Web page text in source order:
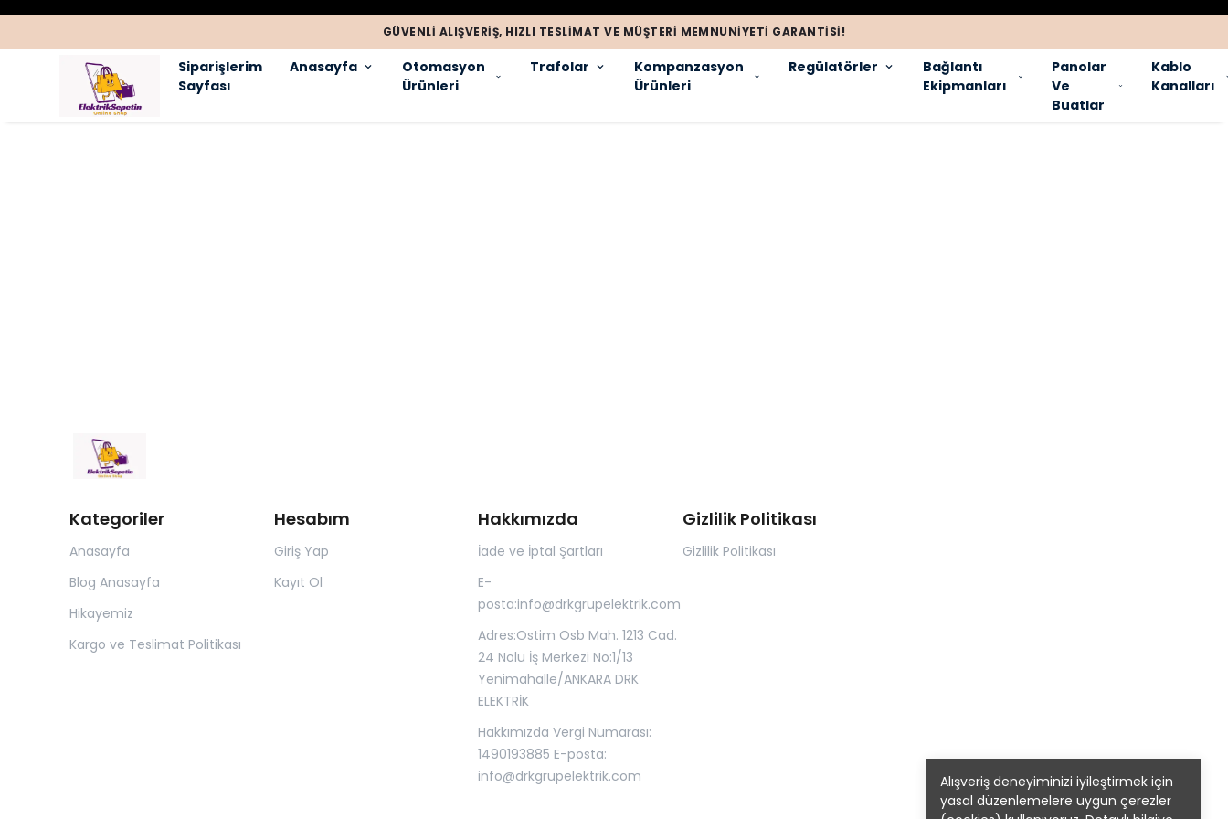
GÜVENLI ALIŞVERIŞ, HIZLI TESLIMAT VE MÜŞTERI MEMNUNIYETI GARANTISI!
Siparişlerim
Sayfası
Anasayfa
Otomasyon
Ürünleri
Trafolar
Kompanzasyon
Ürünleri
Regülatörler
Bağlantı
Ekipmanları
Panolar
Ve
Buatlar
Kablo
Kanalları
Alışveriş deneyiminizi iyileştirmek için
yasal düzenlemelere uygun çerezler
Kategoriler
Anasayfa
Blog Anasayfa
Hikayemiz
Kargo ve Teslimat Politikası
Hesabım
Giriş Yap
Kayıt Ol
Hakkımızda
İade ve İptal Şartları
E-
posta:info@drkgrupelektrik.com
Adres:Ostim Osb Mah. 1213 Cad.
24 Nolu İş Merkezi No:1/13
Yenimahalle/ANKARA DRK
ELEKTRİK
Hakkımızda Vergi Numarası:
1490193885 E-posta:
info@drkgrupelektrik.com
Gizlilik Politikası
Gizlilik Politikası